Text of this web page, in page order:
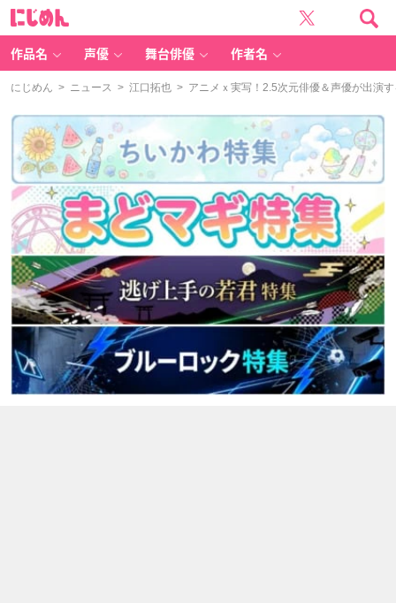
作品名 声優 舞台俳優 作者名
にじめん > ニュース > 江口拓也 > アニメｘ実写！2.5次元俳優＆声優が出演